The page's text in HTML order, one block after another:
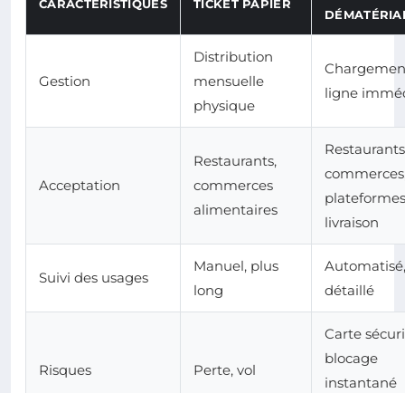
CARACTÉRISTIQUES TICKET PAPIER
Gestion
Distribution
mensuelle
physique
ligne
Acceptation
Restaurants,
commerces
alimentaires
livraison
Suivi des usages
Manuel, plus
long
Automatisé,
détaillé
Risques Perte, vol
Carte
blocage
instantané